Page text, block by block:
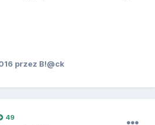
przez B!@ck
49